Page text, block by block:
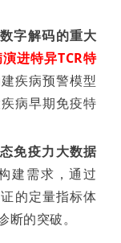
字解码的重大
进特异TCR特
建疾病预警模型
病早期免疫特
免疫力大数据
建需求，通过
的定量指标体
的突破。